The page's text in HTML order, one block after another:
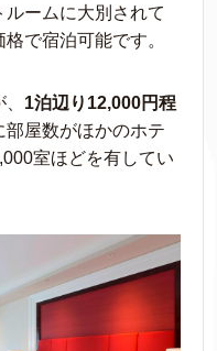
ームに大別されて
で宿泊可能です。
1泊辺り12,000円程
屋数がほかのホテ
室ほどを有してい